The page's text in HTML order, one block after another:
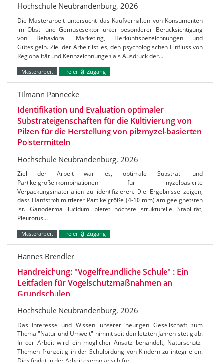
Hochschule Neubrandenburg, 2026
Die Masterarbeit untersucht das Kaufverhalten von Konsumenten
im Obst- und Gemüsesektor unter besonderer Berücksichtigung
von Behavioral Marketing, Herkunftsbezeichnungen und
Gütesigeln. Ziel der Arbeit ist es, den psychologischen Einfluss von
Regionalität und Kennzeichnungen als Ausdruck der…
Masterarbeit Freier Zugang
Tilmann Pannecke
Identifikation und Evaluation optimaler
Substrateigenschaften für die Kultivierung von
Pilzen für die Herstellung von pilzmyzel-basierten
Polstermitteln
Hochschule Neubrandenburg, 2026
Ziel der Arbeit war es, optimale Substrat- und
Partikelgrößenkombinationen für myzelbasierte
Verpackungsmaterialien zu identifizieren. Die Ergebnisse zeigen,
dass Hanfstroh mittlerer Partikelgröße (4-10 mm) am geeignetsten
ist. Ganoderma lucidum bietet höchste strukturelle Stabilität,
Pleurotus…
Masterarbeit Freier Zugang
Hannes Brendler
Handreichung: "Vogelfreundliche Schule" : Ein
Leitfaden für Vogelschutzmaßnahmen an
Grundschulen
Hochschule Neubrandenburg, 2026
Das Interesse und Wissen unserer heutigen Gesellschaft zum
Thema "Natur und Umwelt" nimmt seit den letzten Jahren stetig ab.
In der Arbeit wird ein möglicher Ansatz behandelt, Naturschutz-
Themen frühzeitig in der Schulbildung von Kindern zu integrieren.